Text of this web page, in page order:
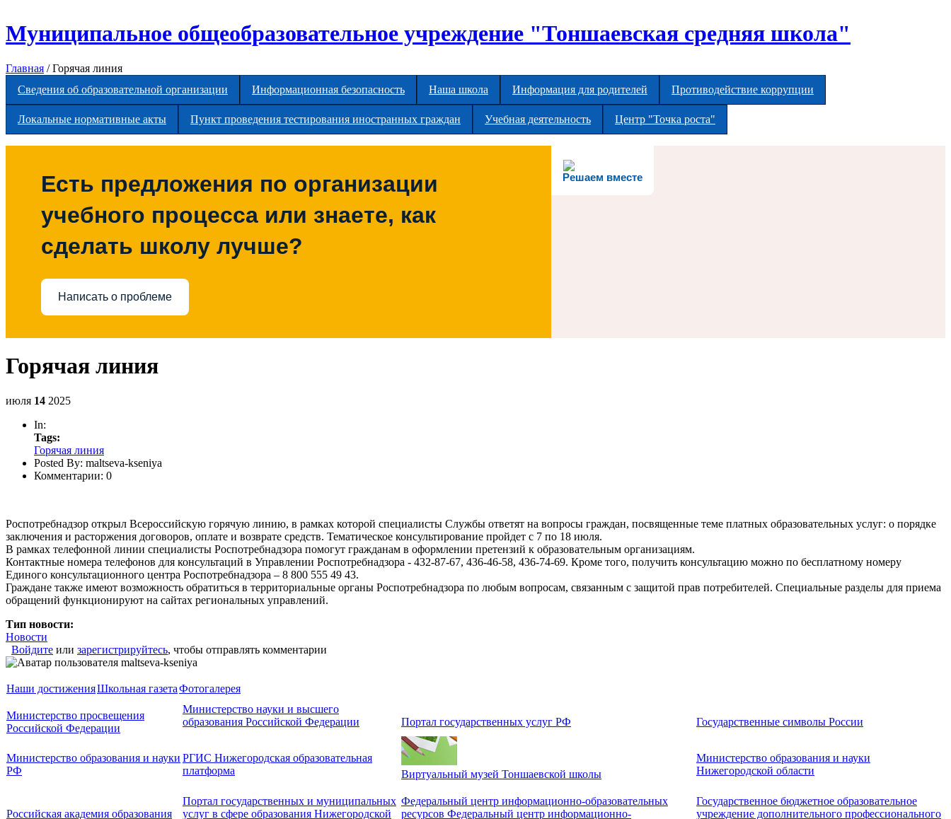
Муниципальное общеобразовательное учреждение "Тоншаевская средняя школа"
Главная /Горячая линия
Сведения об образовательной организации
Информационная безопасность Наша школа Информация для родителей Противодействие коррупции
Локальные нормативные акты Пункт проведения тестирования иностранных граждан Учебная деятельность Центр "Точка роста"
Решаем вместе
Есть предложения по организации
учебного процесса или знаете, как
сделать школу лучше?
Написать о проблеме
Горячая линия
июля 14 2025
In:
Tags:
Горячая линия
Posted By: maltseva-kseniya
Комментарии: 0
Роспотребнадзор открыл Всероссийскую горячую линию, в рамках которой специалисты Службы ответят на вопросы граждан, посвященные теме платных образовательных услуг: о порядке
заключения и расторжения договоров, оплате и возврате средств. Тематическое консультирование пройдет с 7 по 18 июля.
В рамках телефонной линии специалисты Роспотребнадзора помогут гражданам в оформлении претензий к образовательным организациям.
Контактные номера телефонов для консультаций в Управлении Роспотребнадзора - 432-87-67, 436-46-58, 436-74-69. Кроме того, получить консультацию можно по бесплатному номеру
Единого консультационного центра Роспотребнадзора – 8 800 555 49 43.
Граждане также имеют возможность обратиться в территориальные органы Роспотребнадзора по любым вопросам, связанным с защитой прав потребителей. Специальные разделы для приема
обращений функционируют на сайтах региональных управлений.
Тип новости:
Новости
Войдите или зарегистрируйтесь, чтобы отправлять комментарии
Наши достиженияШкольная газетаФотогалерея
Министерство просвещения
Российской Федерации
Министерство науки и высшего
образования Российской Федерации
Портал государственных услуг РФ Государственные символы России
Министерство образования и науки
РФ
РГИС Нижегородская образовательная
платформа
Виртуальный музей Тоншаевской школы
Министерство образования и науки
Нижегородской области
Российская академия образования
Портал государственных и муниципальных
услуг в сфере образования Нижегородской
Федеральный центр информационно-образовательных
ресурсов Федеральный центр информационно-
Государственное бюджетное образовательное
учреждение дополнительного профессионального